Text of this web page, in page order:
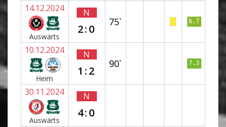
14.12.2024
Auswärts
N
2:0
75` 6.7
10.12.2024
Heim
N
1:2
90` 7.3
30.11.2024
Auswärts
N
4:0